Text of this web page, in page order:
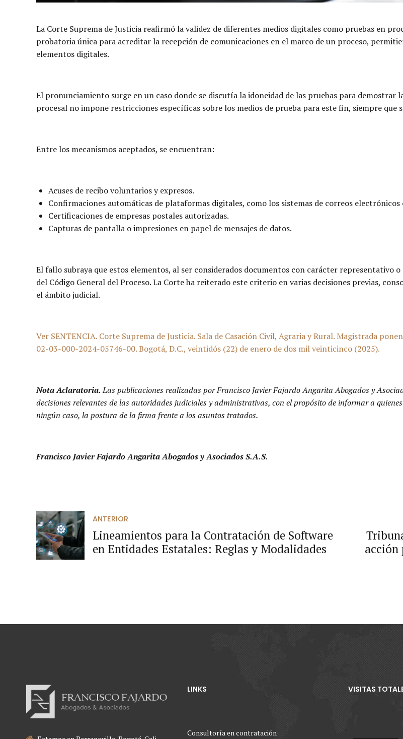
La Corte Suprema de Justicia reafirmó la validez de diferentes medios digitales como pruebas en
probatoria única para acreditar la recepción de comunicaciones en el marco de un proceso,
elementos digitales.
El pronunciamiento surge en un caso donde se discutía la idoneidad de las pruebas para
procesal no impone restricciones específicas sobre los medios de prueba para este fin, siempre
Entre los mecanismos aceptados, se encuentran:
Acuses de recibo voluntarios y expresos.
Confirmaciones automáticas de plataformas digitales, como los sistemas de correos
Certificaciones de empresas postales autorizadas.
Capturas de pantalla o impresiones en papel de mensajes de datos.
El fallo subraya que estos elementos, al ser considerados documentos con carácter representativo
del Código General del Proceso. La Corte ha reiterado este criterio en varias decisiones previas,
el ámbito judicial.
Ver SENTENCIA. Corte Suprema de Justicia. Sala de Casación Civil, Agraria y Rural. Magistrada
02-03-000-2024-05746-00. Bogotá, D.C., veintidós (22) de enero de dos mil veinticinco (2025).
Nota Aclaratoria.Las publicaciones realizadas por Francisco Javier Fajardo Angarita Abogados y
decisiones relevantes de las autoridades judiciales y administrativas, con el propósito de informar a
ningún caso, la postura de la firma frente a los asuntos tratados.
Francisco Javier Fajardo Angarita Abogados y Asociados S.A.S.
ANTERIOR
Lineamientos para la Contratación de Software
en Entidades Estatales: Reglas y Modalidades
acción
LINKS
Consultoría en contratación
VISITAS